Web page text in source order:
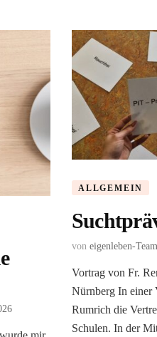
ALLGEMEIN
von eigenleben-Team
Vortrag von Fr.
Nürnberg In einer
Rumrich die
Schulen. In der